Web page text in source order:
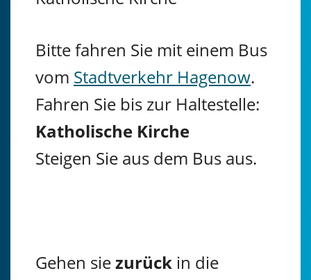
Bitte fahren Sie mit einem Bus
vom Stadtverkehr Hagenow.
Fahren Sie bis zur Haltestelle:
Katholische Kirche
Steigen Sie aus dem Bus aus.
Gehen siezurückin die